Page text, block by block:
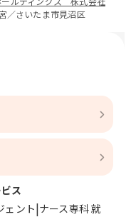
／さいたま市見沼区
ス
ェント ナース専科 就